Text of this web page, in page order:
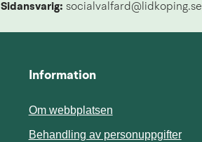
Sidansvarig: socialvalfard@lidkoping.se
Information
Om webbplatsen
Behandling av personuppgifter